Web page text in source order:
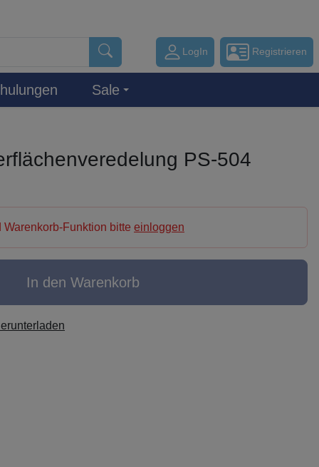
LogIn Registrieren
Sale
PS-504
Funktion bitte einloggen
In den Warenkorb